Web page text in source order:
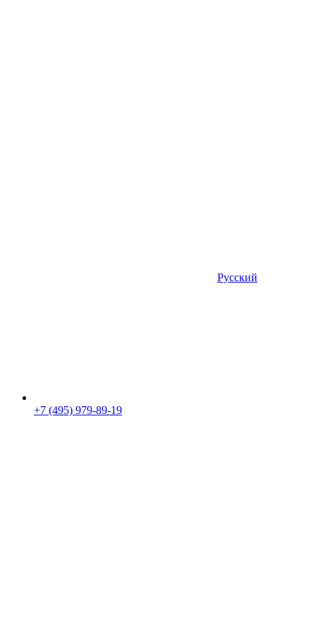
Русский
+7 (495) 979-89-19